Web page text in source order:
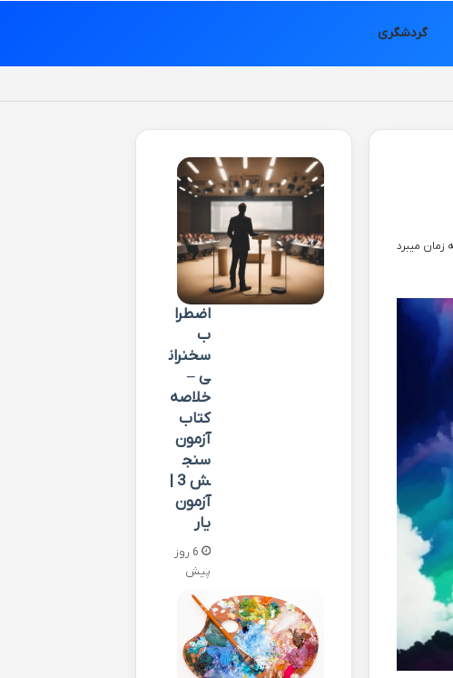
گردشگری
اضطرا
ب
سخنران
ی –
خلاصه
کتاب
آزمون
سنج
آزمون
یار
6 روز
پیش